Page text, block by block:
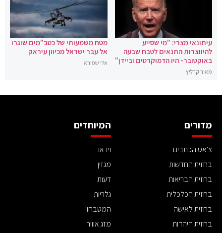
עיתונאי מצרי: "מי שסייע
להיווצרות התנאים לטבח שבעה
באוקטובר- היו הדמוקרטים וביידן"
מאיר קרליץ
מטח משמעותי של כטב"מים שוגרו
אל עבר ישראל מכיוון עיראק
אלי שפירא
מדורים
צ'אט הכתבים
בחזית החדשות
בחזית הבריאות
בחזית הכלכלית
בחזית לאישה
בחזית היהדות
המיוחדים
וידאו
מגזין
דעות
גלריות
המטבחון
מזג אוויר